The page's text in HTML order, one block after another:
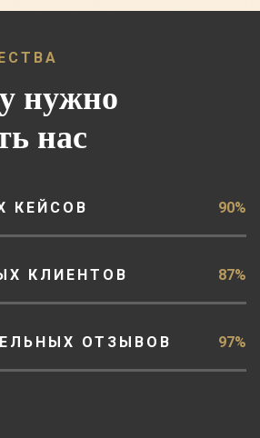
нужно
нас
КЕЙСОВ 90%
КЛИЕНТОВ 87%
ОТЗЫВОВ 97%